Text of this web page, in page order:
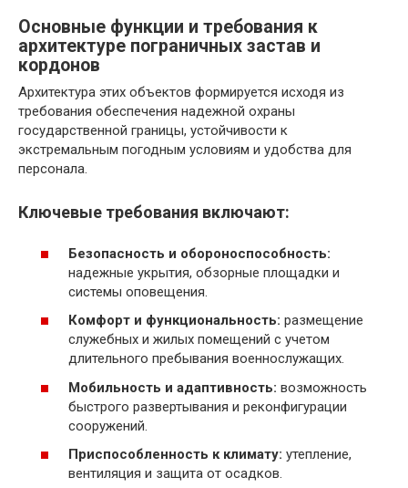
Основные функции и требования к
архитектуре пограничных застав и
кордонов
Архитектура этих объектов формируется исходя из
требования обеспечения надежной охраны
государственной границы, устойчивости к
экстремальным погодным условиям и удобства для
персонала.
Ключевые требования включают:
Безопасность и обороноспособность:
надежные укрытия, обзорные площадки и
системы оповещения.
Комфорт и функциональность: размещение
служебных и жилых помещений с учетом
длительного пребывания военнослужащих.
Мобильность и адаптивность: возможность
быстрого развертывания и реконфигурации
сооружений.
Приспособленность к климату: утепление,
вентиляция и защита от осадков.